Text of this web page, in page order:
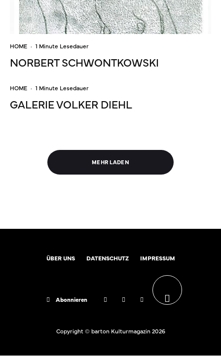
HOME · 1 Minute Lesedauer
NORBERT SCHWONTKOWSKI
HOME · 1 Minute Lesedauer
GALERIE VOLKER DIEHL
MEHR LADEN
ÜBER UNS DATENSCHUTZ IMPRESSUM
Abonnieren
Copyright © barton Kulturmagazin 2026